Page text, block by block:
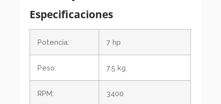
Especificaciones
Potencia: 7 hp
Peso: 7.5 kg
RPM: 3400